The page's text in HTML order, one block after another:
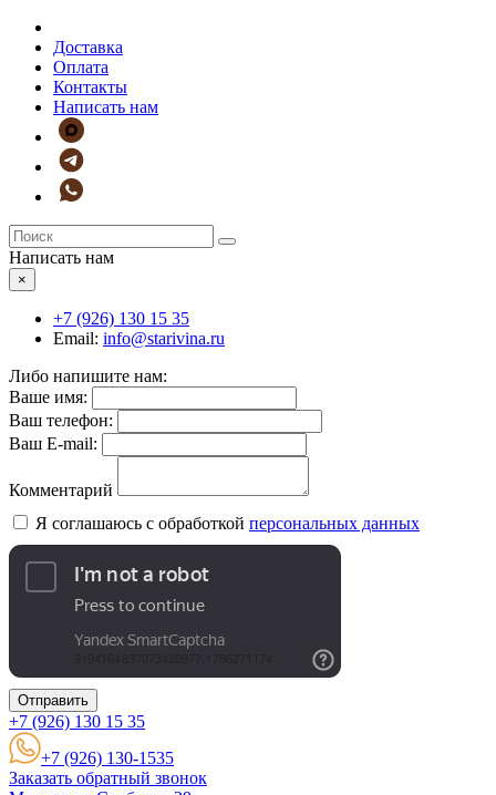
Доставка
Оплата
Контакты
Написать нам
Написать нам
×
+7 (926) 130 15 35
Email: info@starivina.ru
Либо напишите нам:
Ваше имя:
Ваш телефон:
Ваш E-mail:
Комментарий
Я соглашаюсь с обработкой персональных данных
Отправить
+7 (926) 130 15 35
+7 (926) 130-1535
Заказать обратный звонок